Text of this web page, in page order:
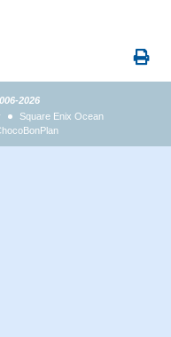
2026
Square Enix Ocean